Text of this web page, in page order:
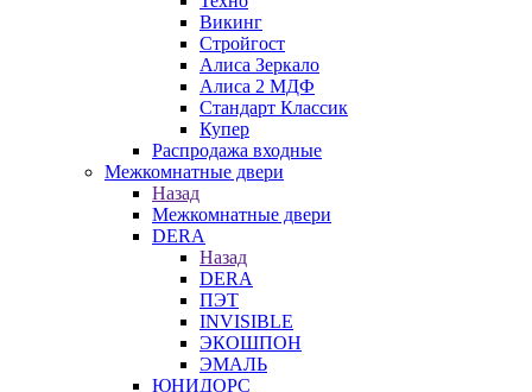
Викинг
Стройгост
Алиса Зеркало
Алиса 2 МДФ
Стандарт Классик
Купер
Распродажа входные
Межкомнатные двери
Назад
Межкомнатные двери
DERA
Назад
DERA
ПЭТ
INVISIBLE
ЭКОШПОН
ЭМАЛЬ
ЮНИДОРС